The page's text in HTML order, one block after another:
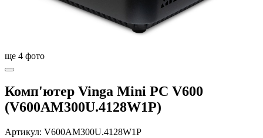
ще 4 фото
Комп'ютер Vinga Mini PC V600
(V600AM300U.4128W1P)
Артикул: V600AM300U.4128W1P